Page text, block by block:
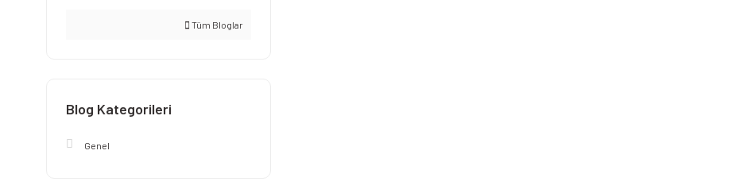
Tüm Bloglar
Blog Kategorileri
Genel